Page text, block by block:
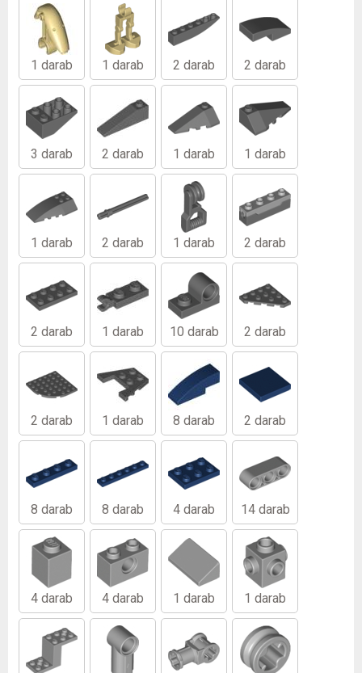
1 darab 1 darab 2 darab 2 darab
3 darab 2 darab 1 darab 1 darab
1 darab 2 darab 1 darab 2 darab
2 darab 1 darab 10 darab 2 darab
2 darab 1 darab 8 darab 2 darab
8 darab 8 darab 4 darab 14 darab
4 darab 4 darab 1 darab 1 darab